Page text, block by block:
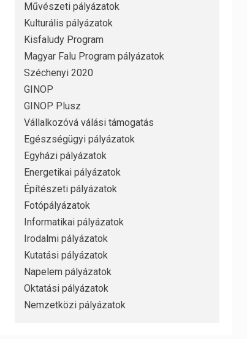
Művészeti pályázatok
Kulturális pályázatok
Kisfaludy Program
Magyar Falu Program pályázatok
Széchenyi 2020
GINOP
GINOP Plusz
Vállalkozóvá válási támogatás
Egészségügyi pályázatok
Egyházi pályázatok
Energetikai pályázatok
Építészeti pályázatok
Fotópályázatok
Informatikai pályázatok
Irodalmi pályázatok
Kutatási pályázatok
Napelem pályázatok
Oktatási pályázatok
Nemzetközi pályázatok